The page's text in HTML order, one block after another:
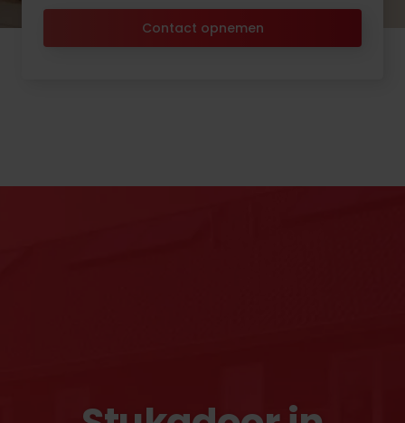
Contact opnemen